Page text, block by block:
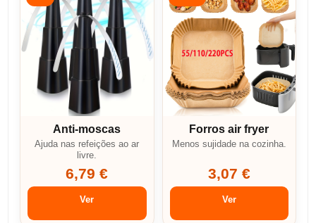
Anti-moscas
Ajuda nas refeições ao ar
livre.
6,79 €
Ver
Forros air fryer
Menos sujidade na cozinha.
3,07 €
Ver